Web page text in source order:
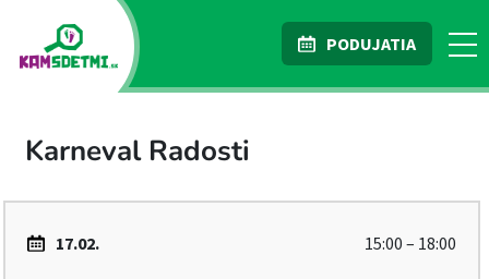
PODUJATIA
Karneval Radosti
17.02. 15:00 – 18:00